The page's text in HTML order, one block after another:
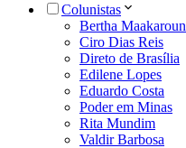
Colunistas
Bertha Maakaroun
Ciro Dias Reis
Direto de Brasília
Edilene Lopes
Eduardo Costa
Poder em Minas
Rita Mundim
Valdir Barbosa